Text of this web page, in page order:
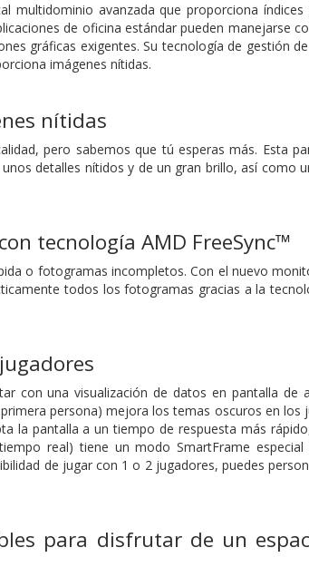
multidominio avanzada que proporciona
de oficina estándar pueden manejarse
gráficas exigentes. Su tecnología de gestión
imágenes nítidas.
nítidas
pero sabemos que tú esperas más. Esta
detalles nítidos y de un gran brillo, así como
tecnología AMD FreeSync™
o fotogramas incompletos. Con el nuevo
todos los fotogramas gracias a la
con una visualización de datos en pantalla de
persona) mejora los temas oscuros en los
la pantalla a un tiempo de respuesta más
real) tiene un modo SmartFrame
de jugar con 1 o 2 jugadores, puedes
para disfrutar de un